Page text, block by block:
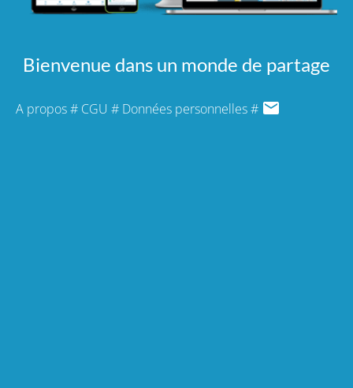
Bienvenue dans un monde de partage
A propos# CGU # Données personnelles#